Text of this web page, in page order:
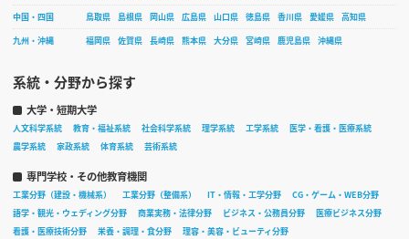
中国・四国
鳥取県 島根県 岡山県 広島県 山口県 徳島県 香川県 愛媛県
高知県
九州・沖縄
福岡県 佐賀県 長崎県 熊本県 大分県 宮崎県 鹿児島県 沖縄県
系統・分野から探す
大学・短期大学
人文科学系統 教育・福祉系統 社会科学系統 理学系統 工学系統
医学・看護・医療系統
農学系統
家政系統 体育系統 芸術系統
専門学校・その他教育機関
工業分野（建設・機械系） 工業分野（整備系） IT・情報・工学分野
CG・ゲーム・WEB分野
語学・観光・ウェディング分野
商業実務・法律分野 ビジネス・公務員分野
医療ビジネス分野
看護・医療技術分野
栄養・調理・食分野
理容・美容・ビューティ分野